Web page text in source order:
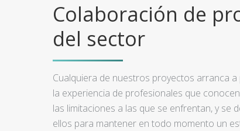
Colaboración de
del sector
Cualquiera de nuestros proyectos arranca
la experiencia de profesionales que
las limitaciones a las que se enfrentan, y se
ellos para mantener en todo momento un